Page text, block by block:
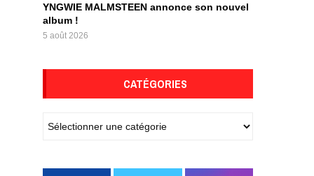
YNGWIE MALMSTEEN annonce son nouvel
album !
5 août 2026
CATÉGORIES